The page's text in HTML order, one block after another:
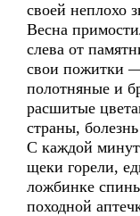
своей неплохо
Весна
слева от
свои пожитки
полотняные и
расшитые
страны,
С каждой
щеки горели,
ложбинке
походной